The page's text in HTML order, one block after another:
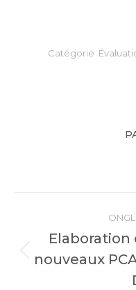
Catégorie
commentaire
Elaboration
nouveaux